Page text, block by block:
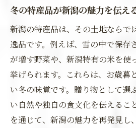
冬の特産品が新潟の魅力を伝え
新潟の特産品は、その土地ならで
逸品です。例えば、雪の中で保存
が増す野菜や、新潟特有の米を使
挙げられます。これらは、お歳暮
い冬の味覚です。贈り物として選
い自然や独自の食文化を伝えるこ
を通じて、新潟の魅力を再発見し